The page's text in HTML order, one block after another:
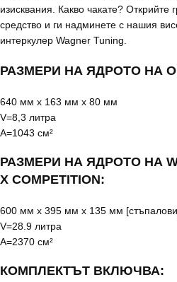
изисквания. Какво чакате?
средство и ги надминете с нашия
интеркулер Wagner Tuning.
РАЗМЕРИ НА ЯДРОТО НА
640 мм x 163 мм x 80 мм
V=8,3 литра
A=1043 см²
РАЗМЕРИ НА ЯДРОТО НА
X COMPETITION:
600 мм x 395 мм x 135 мм
V=28.9 литра
A=2370 см²
КОМПЛЕКТЪТ ВКЛЮЧВА: